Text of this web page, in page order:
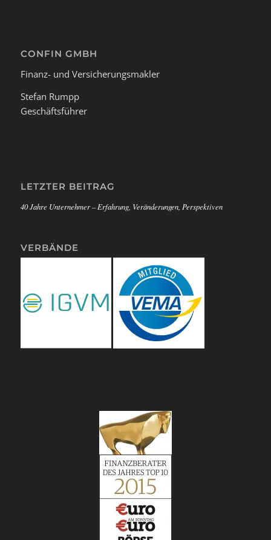
CONFIN GMBH
Finanz- und Versicherungsmakler
Stefan Rumpp
Geschäftsführer
LETZTER BEITRAG
40 Jahre Unternehmer – Erfahrung, Veränderungen, Perspektiven
VERBÄNDE